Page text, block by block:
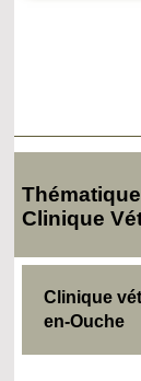
Clinique
Clinique
en-Ouche